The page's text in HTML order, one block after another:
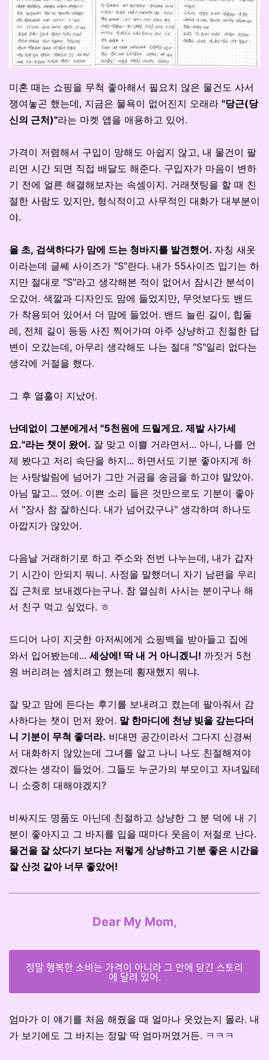
미혼 때는 쇼핑을 무척 좋아해서 필요치 않은 물건도 사서
쟁여놓곤 했는데, 지금은 물욕이 없어진지 오래라 "당근(당
신의 근처)"라는 마켓 앱을 애용하고 있어.
가격이 저렴해서 구입이 망해도 아쉽지 않고, 내 물건이 팔
리면 시간 되면 직접 배달도 해준다. 구입자가 마음이 변하
기 전에 얼른 해결해보자는 속셈이지. 거래챗팅을 할 때 친
절한 사람도 있지만, 형식적이고 사무적인 대화가 대부분이
야.
올 초, 검색하다가 맘에 드는 청바지를 발견했어. 자칭 새옷
이라는데 글쎄 사이즈가 "S"란다. 내가 55사이즈 입기는 하
지만 절대로 "S"라고 생각해본 적이 없어서 잠시간 분석이
오갔어. 색깔과 디자인도 맘에 들었지만, 무엇보다도 밴드
가 착용되어 있어서 더 맘에 들었어. 밴드 늘린 길이, 힙둘
레, 전체 길이 등등 사진 찍어가며 아주 상냥하고 친절한 답
변이 오갔는데, 아무리 생각해도 나는 절대 "S"일리 없다는
생각에 거절을 했다.
그 후 열흘이 지났어.
난데없이 그분에게서 "5천원에 드릴게요. 제발 사가세
요."라는 챗이 왔어. 잘 맞고 이쁠 거라면서... 아니, 나를 언
제 봤다고 저리 속단을 하지... 하면서도 기분 좋아지게 하
는 사탕발림에 넘어가 그만 거금을 송금을 하고야 말았아.
아님 말고... 였어. 이쁜 소리 들은 것만으로도 기분이 좋아
서 "장사 참 잘하신다. 내가 넘어갔구나" 생각하며 하나도
아깝지가 않았어.
다음날 거래하기로 하고 주소와 전번 나누는데, 내가 갑자
기 시간이 안되지 뭐니. 사정을 말했더니 자기 남편을 우리
집 근처로 보내겠다는구나. 참 열심히 사시는 분이구나 해
서 친구 먹고 싶었다. ㅎ
드디어 나이 지긋한 아저씨에게 쇼핑백을 받아들고 집에
와서 입어봤는데... 세상에! 딱 내 거 아니겠니! 까짓거 5천
원 버리려는 셈치려고 했는데 횡재했지 뭐냐.
잘 맞고 맘에 든다는 후기를 보내려고 켰는데 팔아줘서 감
사하다는 챗이 먼저 왔어. 말 한마디에 천냥 빚을 갚는다더
니 기분이 무척 좋더라. 비대면 공간이라서 그다지 신경써
서 대화하지 않았는데 그녀를 알고 나니 나도 친절해져야
겠다는 생각이 들었어. 그들도 누군가의 부모이고 자녀일테
니 소중히 대해야겠지?
비싸지도 명품도 아닌데 친절하고 상냥한 그 분 덕에 내 기
분이 좋아지고 그 바지를 입을 때마다 웃음이 저절로 난다.
물건을 잘 샀다기 보다는 저렇게 상냥하고 기분 좋은 시간을
잘 산것 같아 너무 좋았어!
Dear My Mom,
정말 행복한 소비는 가격이 아니라 그 안에 담긴 스토리
에 달려 있어.
엄마가 이 얘기를 처음 해줬을 때 얼마나 웃었는지 몰라. 내
가 보기에도 그 바지는 정말 딱 엄마꺼였거든. ㅋㅋㅋ